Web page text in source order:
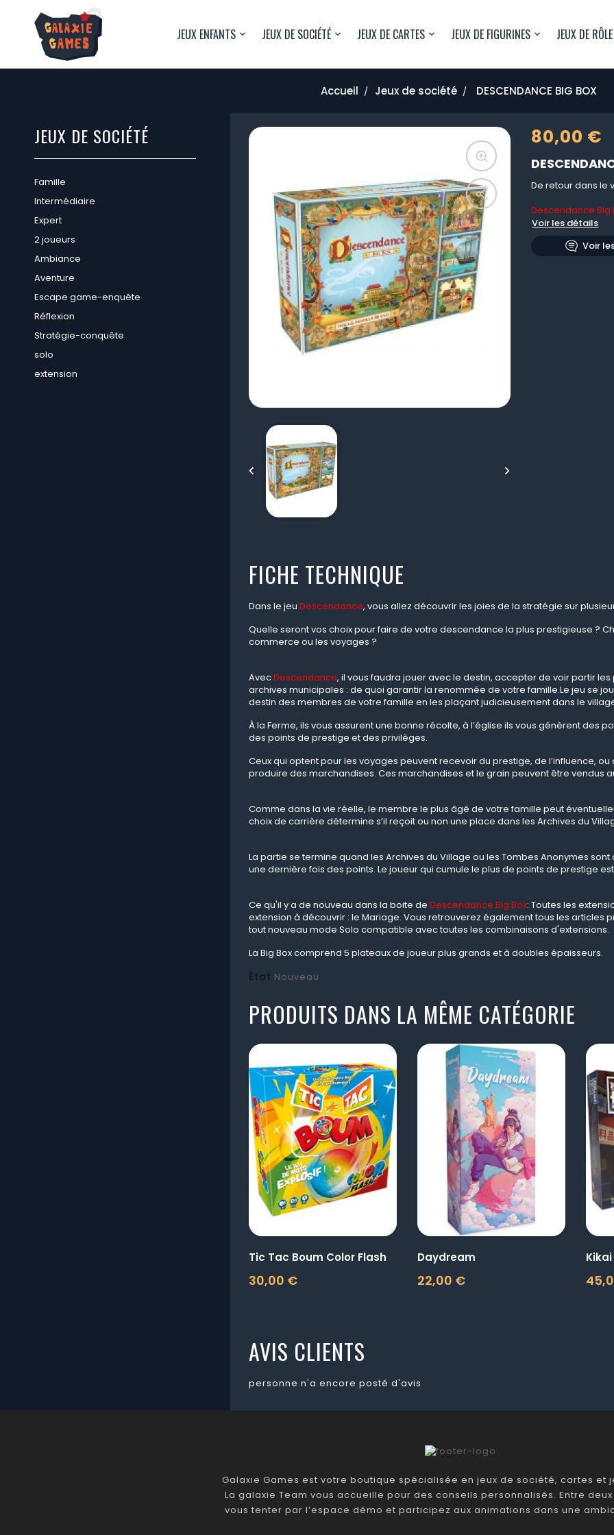
JEUX ENFANTS JEUX DE SOCIÉTÉ JEUX DE CARTES JEUX DE FIGURINES JEUX DE RÔLE
Accueil Jeux de société DESCENDANCE BIG BOX
JEUX DE SOCIÉTÉ
Famille
Intermédiaire
Expert
2 joueurs
Ambiance
Aventure
Escape game-enquête
Réflexion
Stratégie-conquête
solo
extension
 
80,00 €
De retour dans le
Descendance Big
Voir les détails
Voir
FICHE TECHNIQUE
Dans le jeu Descendance, vous allez découvrir les joies de la stratégie sur
Quelle seront vos choix pour faire de votre descendance la plus prestigieuse ?
commerce ou les voyages ?
AvecDescendance, il vous faudra jouer avec le destin, accepter de voir partir
archives municipales : de quoi garantir la renommée de votre famille.Le jeu se
destin des membres de votre famille en les plaçant judicieusement dans le
À la Ferme, ils vous assurent une bonne récolte, à l’église ils vous génèrent des
des points de prestige et des privilèges.
Ceux qui optent pour les voyages peuvent recevoir du prestige, de l’influence,
produire des marchandises. Ces marchandises et le grain peuvent être vendus
Comme dans la vie réelle, le membre le plus âgé de votre famille peut
choix de carrière détermine s’il reçoit ou non une place dans les Archives du
La partie se termine quand les Archives du Village ou les Tombes Anonymes
une dernière fois des points. Le joueur qui cumule le plus de points de prestige
Ce qu'il y a de nouveau dans la boite de Descendance Big Box: Toutes les
extension à découvrir : le Mariage. Vous retrouverez également tous les articles
tout nouveau mode Solo compatible avec toutes les combinaisons d'extensions.
La Big Box comprend 5 plateaux de joueur plus grands et à doubles épaisseurs.
État Nouveau
PRODUITS DANS LA MÊME CATÉGORIE
visibility
Tic Tac Boum Color Flash
30,00 €
Prix
visibility
Daydream
22,00 €
Prix
Kikai
Prix
AVIS CLIENTS
personne n'a encore posté d'avis
Galaxie Games est votre boutique spécialisée en jeux de société, cartes et
La galaxie Team vous accueille pour des conseils personnalisés. Entre
vous tenter par l’espace démo et participez aux animations dans une